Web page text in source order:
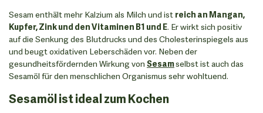
Sesam enthält mehr Kalzium als Milch und ist reich an Mangan,
Kupfer, Zink und den Vitaminen B1 und E. Er wirkt sich positiv
auf die Senkung des Blutdrucks und des Cholesterinspiegels aus
und beugt oxidativen Leberschäden vor. Neben der
gesundheitsfördernden Wirkung von Sesamselbst ist auch das
Sesamöl für den menschlichen Organismus sehr wohltuend.
Sesamöl ist ideal zum Kochen